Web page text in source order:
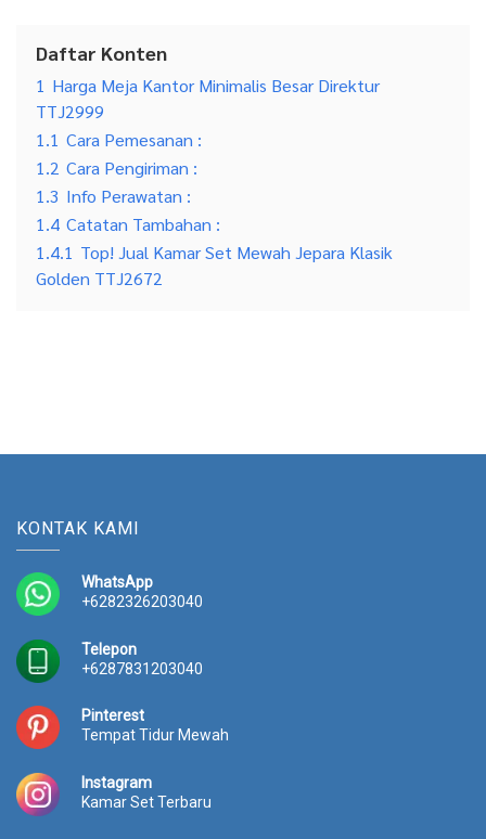
Daftar Konten
1 Harga Meja Kantor Minimalis Besar Direktur
TTJ2999
1.1 Cara Pemesanan :
1.2 Cara Pengiriman :
1.3 Info Perawatan :
1.4 Catatan Tambahan :
1.4.1 Top! Jual Kamar Set Mewah Jepara Klasik
Golden TTJ2672
KONTAK KAMI
WhatsApp
+6282326203040
Telepon
+6287831203040
Pinterest
Tempat Tidur Mewah
Instagram
Kamar Set Terbaru